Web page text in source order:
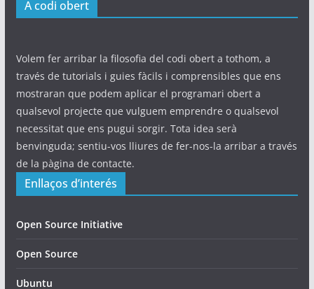
A codi obert
Volem fer arribar la filosofia del codi obert a tothom, a
través de tutorials i guies fàcils i comprensibles que ens
mostraran que podem aplicar el programari obert a
qualsevol projecte que vulguem emprendre o qualsevol
necessitat que ens pugui sorgir. Tota idea serà
benvinguda; sentiu-vos lliures de fer-nos-la arribar a través
de la pàgina de contacte.
Enllaços d’interés
Open Source Initiative
Open Source
Ubuntu